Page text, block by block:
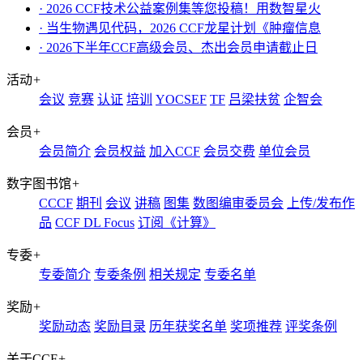
· 2026 CCF技术公益案例集等您投稿！用数智星火
· 当生物遇见代码，2026 CCF龙星计划《肿瘤信息
· 2026下半年CCF高级会员、杰出会员申请截止日
活动+
会议 竞赛 认证 培训 YOCSEF TF 吕梁扶贫 企智会
会员+
会员简介 会员权益 加入CCF 会员交费 单位会员
数字图书馆+
CCCF 期刊 会议 讲稿 图集 数图编审委员会
上传/发布作
品 CCF DL Focus 订阅《计算》
专委+
专委简介 专委条例 相关规定 专委名单
奖励+
奖励动态 奖励目录 历年获奖名单 奖项推荐 评奖条例